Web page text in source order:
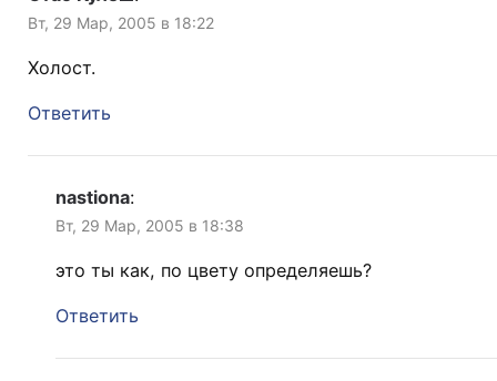
Вт, 29 Мар, 2005 в 18:22
Холост.
Ответить
nastiona:
Вт, 29 Мар, 2005 в 18:38
это ты как, по цвету определяешь?
Ответить